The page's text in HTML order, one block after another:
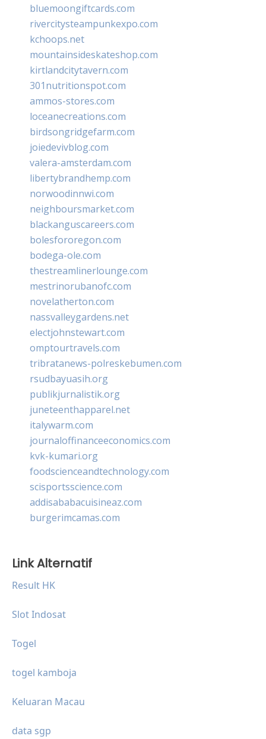
bluemoongiftcards.com
rivercitysteampunkexpo.com
kchoops.net
mountainsideskateshop.com
kirtlandcitytavern.com
301nutritionspot.com
ammos-stores.com
loceanecreations.com
birdsongridgefarm.com
joiedevivblog.com
valera-amsterdam.com
libertybrandhemp.com
norwoodinnwi.com
neighboursmarket.com
blackanguscareers.com
bolesfororegon.com
bodega-ole.com
thestreamlinerlounge.com
mestrinorubanofc.com
novelatherton.com
nassvalleygardens.net
electjohnstewart.com
omptourtravels.com
tribratanews-polreskebumen.com
rsudbayuasih.org
publikjurnalistik.org
juneteenthapparel.net
italywarm.com
journaloffinanceeconomics.com
kvk-kumari.org
foodscienceandtechnology.com
scisportsscience.com
addisababacuisineaz.com
burgerimcamas.com
Link Alternatif
Result HK
Slot Indosat
Togel
togel kamboja
Keluaran Macau
data sgp